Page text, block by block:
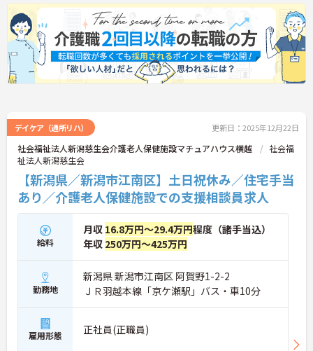
デイケア（通所リハ） 更新日：2025年12月22日
社会福祉法人新潟慈生会介護老人保健施設マチュアハウス横越
社会福
祉法人新潟慈生会
【新潟県／新潟市江南区】土日祝休み／住宅手当
あり／介護老人保健施設での支援相談員求人
給料
月収 16.8万円～29.4万円程度（諸手当込）
年収 250万円～425万円
勤務地
新潟県 新潟市江南区 阿賀野1-2-2
ＪＲ羽越本線「京ケ瀬駅」バス・車10分
雇用形態 正社員(正職員)